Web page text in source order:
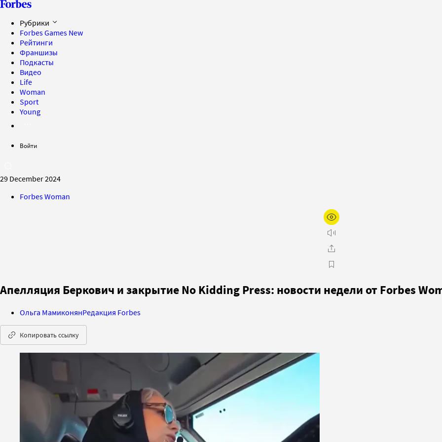
Рубрики
Forbes Games New
Рейтинги
Франшизы
Подкасты
Видео
Life
Woman
Sport
Young
Войти
29 December 2024
Forbes Woman
Апелляция Беркович и закрытие No Kidding Press: новости недели от Forbes
Ольга МамиконянРедакция Forbes
Копировать ссылку